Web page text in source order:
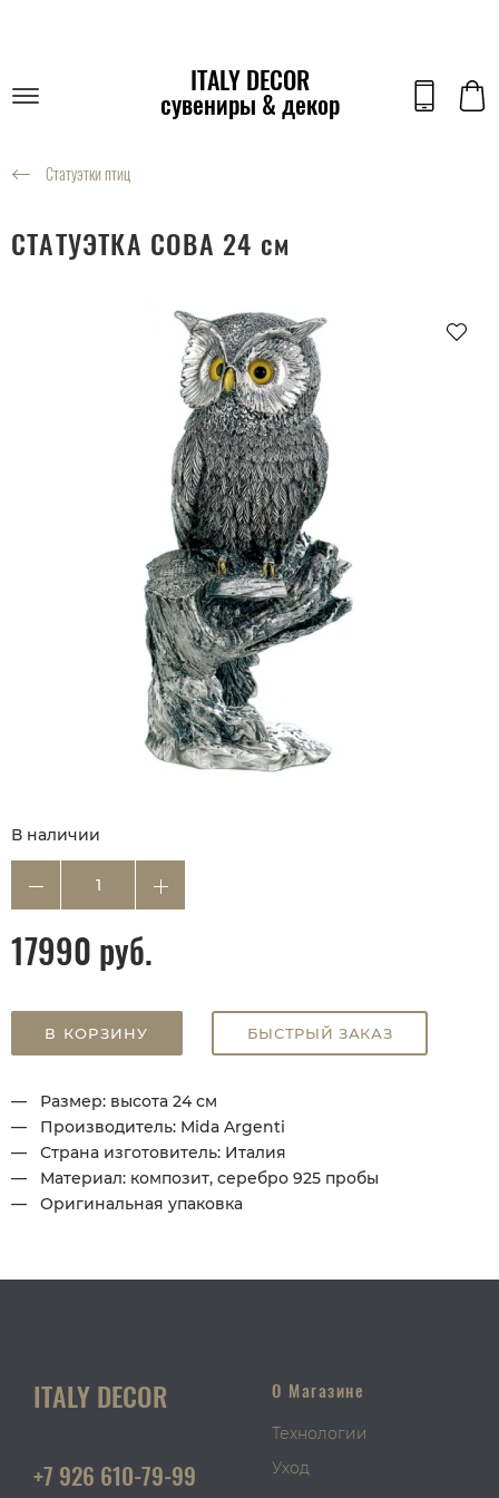
ITALY DECOR
сувениры & декор
Статуэтки птиц
СТАТУЭТКА СОВА 24 см
В наличии
17990 руб.
В КОРЗИНУ БЫСТРЫЙ ЗАКАЗ
Размер: высота 24 см
Производитель: Mida Argenti
Страна изготовитель: Италия
Материал: композит, серебро 925 пробы
Оригинальная упаковка
ITALY DECOR
+7 926 610-79-99
О Магазине
Технологии
Уход